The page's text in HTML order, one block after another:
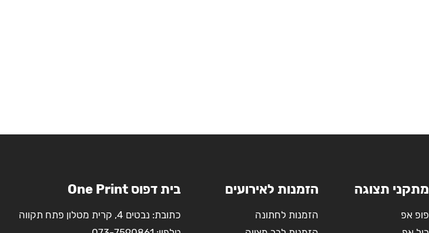
מתקני תצוגה
פופ אפ
הזמנות לאירועים
הזמנות לחתונה
בית דפוס One Print
כתובת: נבטים 4, קרית מטלון פתח תקווה